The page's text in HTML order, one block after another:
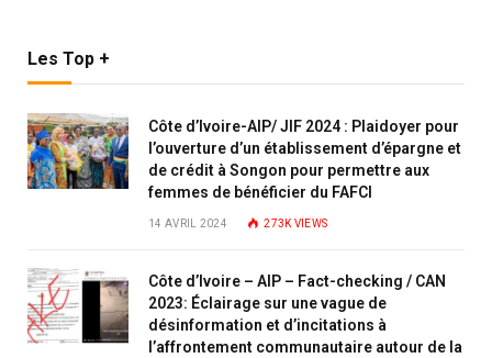
Les Top +
Côte d’Ivoire-AIP/ JIF 2024 : Plaidoyer pour
l’ouverture d’un établissement d’épargne et
de crédit à Songon pour permettre aux
femmes de bénéficier du FAFCI
14 AVRIL 2024 273KVIEWS
Côte d’Ivoire – AIP – Fact-checking / CAN
2023: Éclairage sur une vague de
désinformation et d’incitations à
l’affrontement communautaire autour de la